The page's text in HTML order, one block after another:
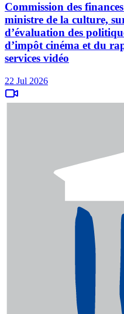
Commission des
ministre de la culture,
d’évaluation des
d’impôt cinéma et du
services vidéo
22 Jul 2026